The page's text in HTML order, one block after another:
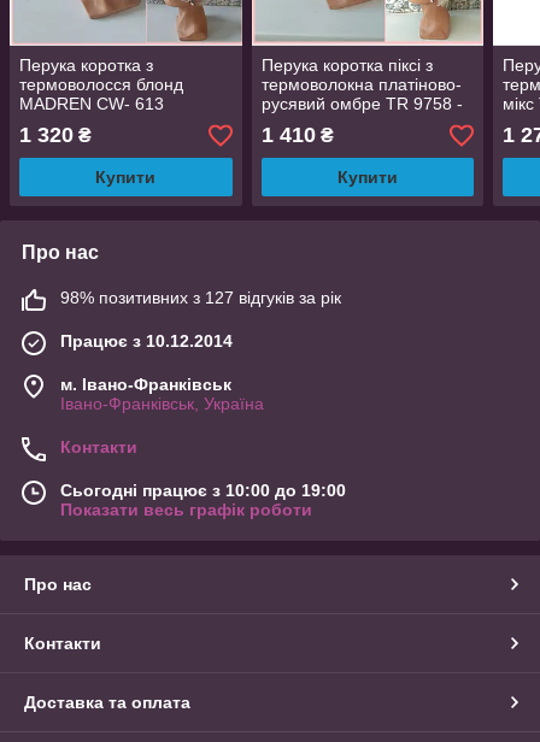
Перука коротка з
термоволосся блонд
MADREN CW- 613
1 320 ₴
Купити
Перука коротка піксі з
термоволокна платіново-
русявий омбре TR 9758 -
R10/26
1 410₴
Купити
1
Про нас
98% позитивних з 127 відгуків за рік
Працює з 10.12.2014
м. Івано-Франківськ
Івано-Франківськ, Україна
Контакти
Сьогодні працює з 10:00 до 19:00
Показати весь графік роботи
Про нас
Контакти
Доставка та оплата